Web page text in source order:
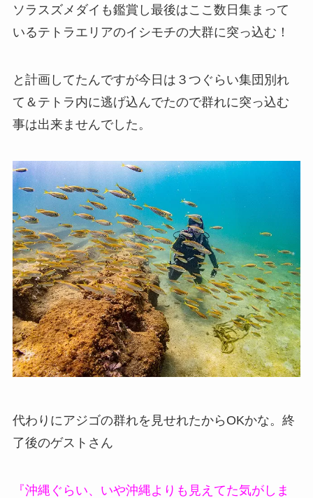
ソラスズメダイも鑑賞し最後はここ数日集まって
いるテトラエリアのイシモチの大群に突っ込む！
と計画してたんですが今日は３つぐらい集団別れ
て＆テトラ内に逃げ込んでたので群れに突っ込む
事は出来ませんでした。
代わりにアジゴの群れを見せれたからOKかな。終
了後のゲストさん
『沖縄ぐらい、いや沖縄よりも見えてた気がしま